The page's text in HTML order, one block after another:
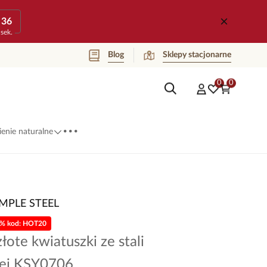
36
sek.
Blog Sklepy stacjonarne
0 0
naturalne ...
STEEL
kwiatuszki ze stali
kod: HOT20